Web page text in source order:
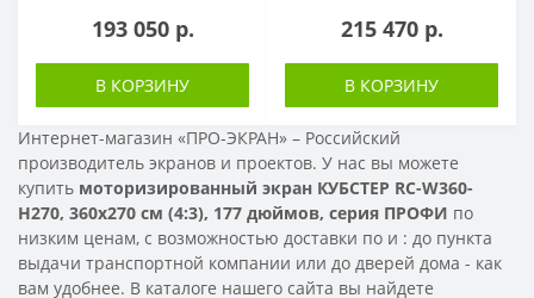
193 050 р.
В КОРЗИНУ
215 470 р.
В КОРЗИНУ
Интернет-магазин «ПРО-ЭКРАН» – Российский
производитель экранов и проектов. У нас вы можете
купить моторизированный экран КУБСТЕР RC-W360-
H270, 360х270 см (4:3), 177 дюймов, серия ПРОФИ по
низким ценам, с возможностью доставки по и : до пункта
выдачи транспортной компании или до дверей дома - как
вам удобнее. В каталоге нашего сайта вы найдете